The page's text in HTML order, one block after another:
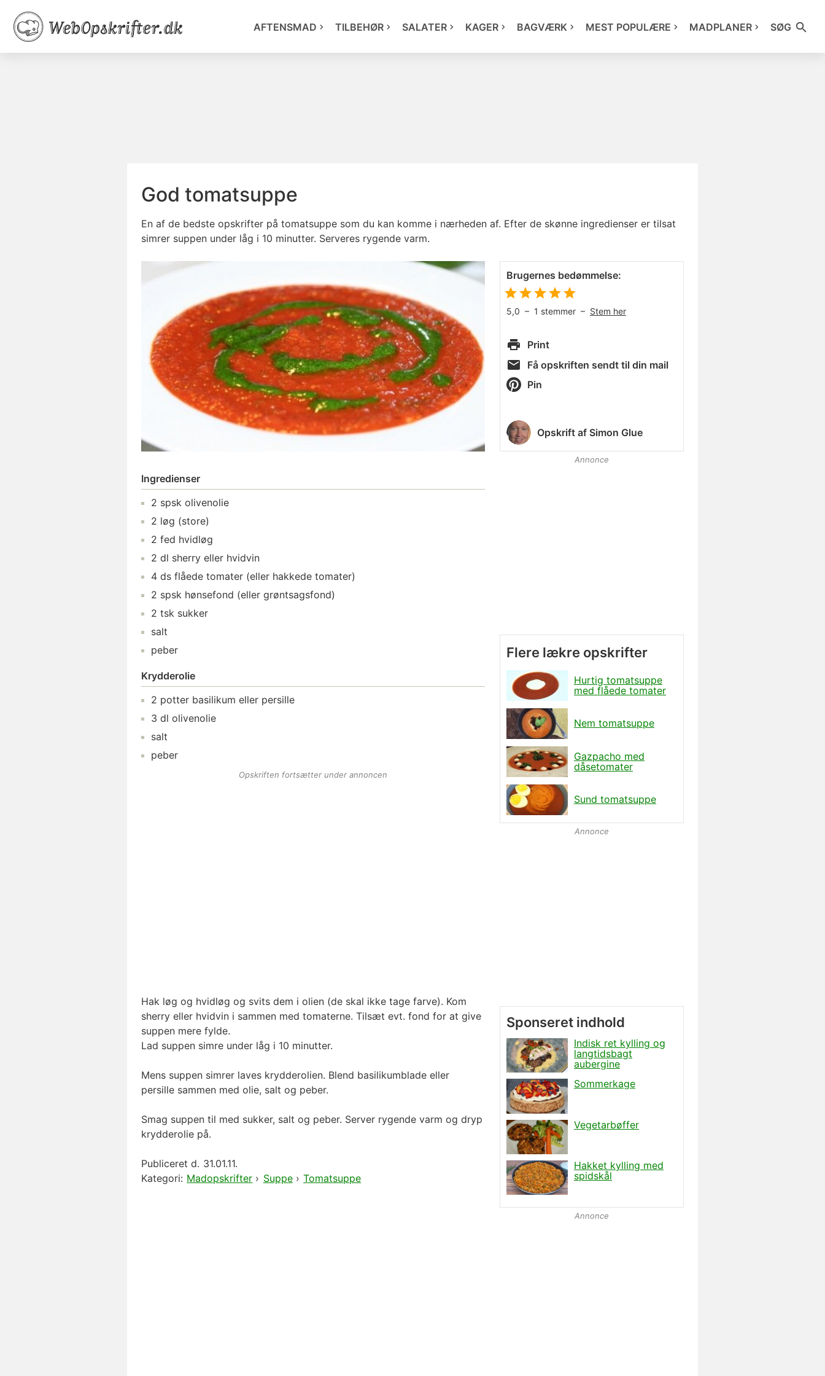
AFTENSMAD TILBEHØR SALATER KAGER BAGVÆRK MEST POPULÆRE MADPLANER SØG
God tomatsuppe
En af de bedste opskrifter på tomatsuppe som du kan komme i nærheden af. Efter de skønne ingredienser er tilsat
simrer suppen under låg i 10 minutter. Serveres rygende varm.
Ingredienser
2 spsk olivenolie
2 løg (store)
2 fed hvidløg
2 dl sherry eller hvidvin
4 ds flåede tomater (eller hakkede tomater)
2 spsk hønsefond (eller grøntsagsfond)
2 tsk sukker
salt
peber
Krydderolie
2 potter basilikum eller persille
3 dl olivenolie
salt
peber
Opskriften fortsætter under annoncen
Hak løg og hvidløg og svits dem i olien (de skal ikke tage farve). Kom
sherry eller hvidvin i sammen med tomaterne. Tilsæt evt. fond for at give
suppen mere fylde.
Lad suppen simre under låg i 10 minutter.
Mens suppen simrer laves krydderolien. Blend basilikumblade eller
persille sammen med olie, salt og peber.
Smag suppen til med sukker, salt og peber. Server rygende varm og dryp
krydderolie på.
Publiceret d. 31.01.11.
Kategori: Madopskrifter › Suppe› Tomatsuppe
Brugernes bedømmelse:
5,0 – 1 stemmer – Stem her
Print
Få opskriften sendt til din mail
Pin
Opskrift af Simon Glue
Annonce
Flere lækre opskrifter
Hurtig tomatsuppe
med flåede tomater
Nem tomatsuppe
Gazpacho med
dåsetomater
Sund tomatsuppe
Annonce
Annonce